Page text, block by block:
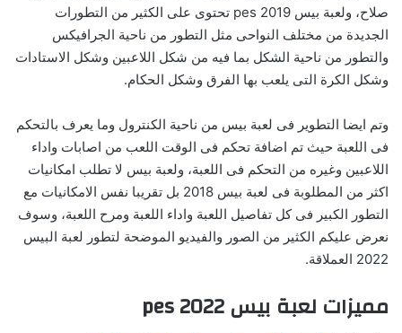
صلاح، ولعبة بيس 2019 pes تحتوى على الكثير من التطورات
الجديدة من مختلف النواحى مثل التطور من ناحية الجرافيكس
والتطور من ناحية الشكل بما فيه من شكل اللاعبين وشكل الاستادات
وشكل الكرة التى يلعب بها الفرق وشكل الحكام.
وتم ايضا التطوير فى لعبة بيس من ناحية الكنترول وما يعرف بالتحكم
فى اللعبة حيث تم اضافة تحكم فى الوقت اللعب من اصابات واداء
اللاعبين وغيره من التحكم فى اللعبة، ولعبة بيس لا تطلب امكانيات
اكثر من المطلوبة فى لعبة بيس 2018 بل تقريبا نفس الامكانيات مع
التطور الكبير فى كل تفاصيل اللعبة واداء اللعبة ومرح اللعبة، وسوف
نعرض عليكم الكثير من الصور والفيديو الموضحة لتطور لعبة البيس
2022 العملاقة.
مميزات لعبة بيس 2022 pes